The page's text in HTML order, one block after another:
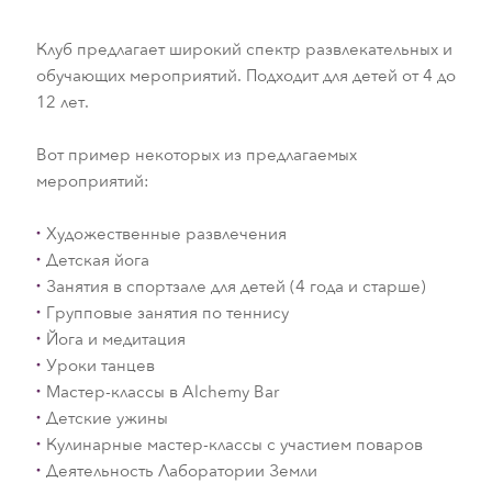
Клуб предлагает широкий спектр развлекательных и
обучающих мероприятий. Подходит для детей от 4 до
12 лет.
Вот пример некоторых из предлагаемых
мероприятий:
Художественные развлечения
Детская йога
Занятия в спортзале для детей (4 года и старше)
Групповые занятия по теннису
Йога и медитация
Уроки танцев
Мастер-классы в Alchemy Bar
Детские ужины
Кулинарные мастер-классы с участием поваров
Деятельность Лаборатории Земли